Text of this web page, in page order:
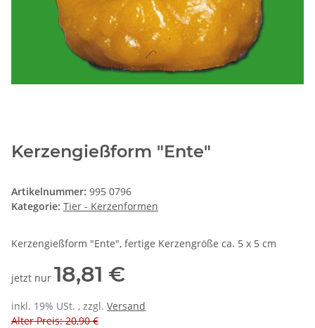
Kerzengießform "Ente"
Artikelnummer: 995 0796
Kategorie: Tier - Kerzenformen
Kerzengießform "Ente", fertige Kerzengröße ca. 5 x 5 cm
jetzt nur 18,81 €
inkl. 19% USt. , zzgl. Versand
Alter Preis: 20,90 €